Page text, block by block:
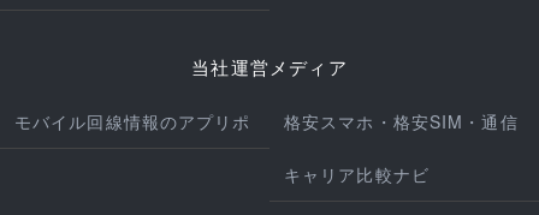
当社運営メディア
モバイル回線情報のアプリポ 格安スマホ・格安SIM・通信
キャリア比較ナビ